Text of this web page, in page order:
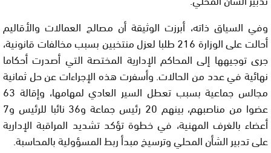
وفي السياق ذاته، أبرزت الوثيقة أن مصالح العمالات والأقاليم
أحالت على الوزارة 216 طلبا لعزل منتخبين بسبب مخالفات قانونية،
جرى توجيهها إلى المحاكم الإدارية المختصة التي أصدرت أحكاما
نهائية في عدد من الحالات. وأسفرت هذه الإجراءات عن حل ثمانية
مجالس جماعية بسبب تعطل السير العادي لمهامها، وإقالة 63
عضوا من مناصبهم، بينهم 20 رئيس جماعة و36 نائبا للرئيس و7
أعضاء بالغرف المهنية، في خطوة تؤكد تشديد المراقبة الإدارية
على تدبير الشأن المحلي وترسيخ مبدأ ربط المسؤولية بالمحاسبة.